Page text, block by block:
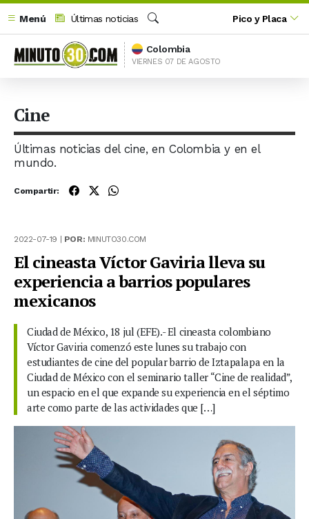
Menú
Últimas noticias
Buscar
Pico y Placa
Colombia
VIERNES 07 DE AGOSTO
Cine
Últimas noticias del cine, en Colombia y en el
mundo.
Compartir:
2022-07-19 | POR: MINUTO30.COM
El cineasta Víctor Gaviria lleva su
experiencia a barrios populares
mexicanos
Ciudad de México, 18 jul (EFE).- El cineasta colombiano
Víctor Gaviria comenzó este lunes su trabajo con
estudiantes de cine del popular barrio de Iztapalapa en la
Ciudad de México con el seminario taller “Cine de realidad”,
un espacio en el que expande su experiencia en el séptimo
arte como parte de las actividades que […]